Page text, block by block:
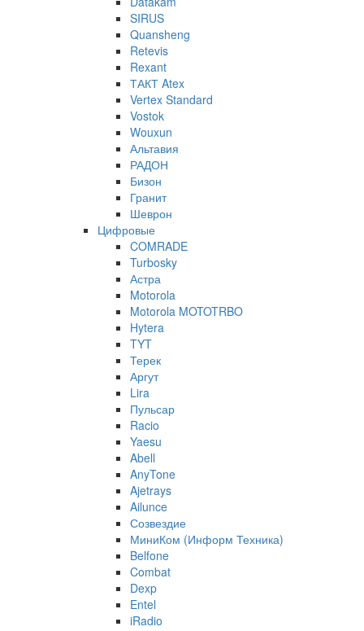
SIRUS
Quansheng
Retevis
Rexant
ТАКТ Atex
Vertex Standard
Vostok
Wouxun
Альтавия
РАДОН
Бизон
Гранит
Шеврон
Цифровые
COMRADE
Turbosky
Астра
Motorola
Motorola MOTOTRBO
Hytera
TYT
Терек
Аргут
Lira
Пульсар
Racio
Yaesu
Abell
AnyTone
Ajetrays
Ailunce
Созвездие
МиниКом (Информ Техника)
Belfone
Combat
Dexp
Entel
iRadio